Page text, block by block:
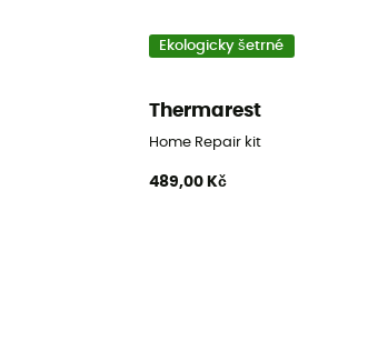
Ekologicky šetrné
Thermarest
Home Repair kit
489,00 Kč